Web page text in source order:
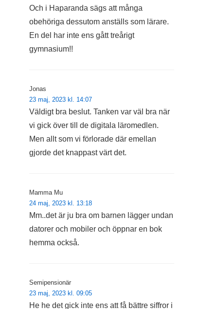
Och i Haparanda sägs att många
obehöriga dessutom anställs som lärare.
En del har inte ens gått treårigt
gymnasium!!
Jonas
23 maj, 2023 kl. 14:07
Väldigt bra beslut. Tanken var väl bra när
vi gick över till de digitala läromedlen.
Men allt som vi förlorade där emellan
gjorde det knappast värt det.
Mamma Mu
24 maj, 2023 kl. 13:18
Mm..det är ju bra om barnen lägger undan
datorer och mobiler och öppnar en bok
hemma också.
Semipensionär
23 maj, 2023 kl. 09:05
He he det gick inte ens att få bättre siffror i